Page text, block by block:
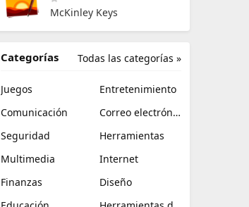
McKinley Keys
Todas las categorías »
Categorías
Juegos
Entretenimiento
Comunicación
Correo electrónico
Seguridad
Herramientas
Multimedia
Internet
Finanzas
Diseño